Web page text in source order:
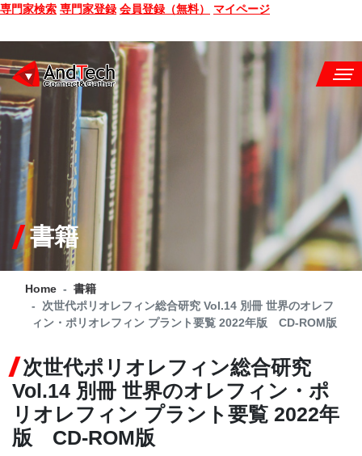
専門家検索 専門家登録 会員登録（無料） マイページ
SEMINAR
BOOK
CONSULTING
SERVICE
COMPANY
Q&A
SITE MAP
CONTACT
書籍
Home
書籍
次世代ポリオレフィン総合研究 Vol.14 別冊 世界のオレフ
ィン・ポリオレフィン プラント要覧 2022年版 CD-ROM版
次世代ポリオレフィン総合研究
Vol.14 別冊 世界のオレフィン・ポ
リオレフィン プラント要覧 2022年
版 CD-ROM版